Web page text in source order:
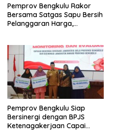
Pemprov Bengkulu Rakor
Bersama Satgas Sapu Bersih
Pelanggaran Harga,
Masih Jadi Sorotan
Pemprov Bengkulu Siap
Bersinergi dengan BPJS
Ketenagakerjaan Capai